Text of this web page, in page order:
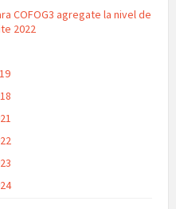
COFOG3 agregate la nivel de
2022